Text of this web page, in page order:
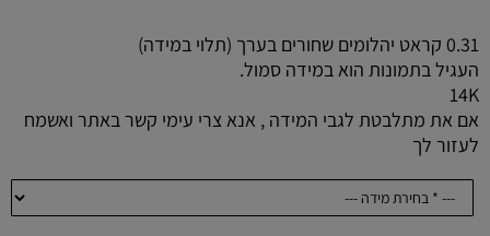
0.31 קראט יהלומים שחורים בערך (תלוי במידה)
העגיל בתמונות הוא במידה סמול.
14K
אם את מתלבטת לגבי המידה , אנא צרי עימי קשר באתר ואשמח
לעזור לך